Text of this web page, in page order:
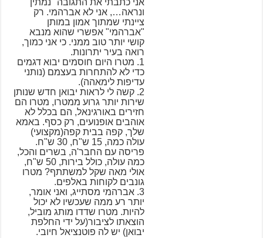
אני כתבתי את התגובה "נמתין
ונראה…, אני לא אברהמי. רק
ציינתי שמתוך אמון במותן
"אברהמי" אפשרי שהוא מנבא
קושי יותר טוב ממני. כי אני כמוך,
רואה בעיר יתרונות.
1. מטרו היום חוסמים יבוא דגמים
כדי לא להתחרות בעצמם (נותני
עדיפות לימאהה).
2. קשה לי לראות יבואן חדש שנותן
שירות יותר גרוע ממטרו, מטרו הם
חזירים באורגינאל, הם בכלל לא
אוהבים אופנועים, רק כסף. באמא
שלך, קפה בבית קפה(מקצועי)
עולה כמה, 15 ש"ח, 30 ש"ח.
פריסה עם החבר'ה, בשרים והכל,
כמה עולה, כולל בירות, 50 ש"ח,
אולי מאה שקל למשתתף? מטרו
גונבים לקוחות באלפים.
3. אברהמי מסתייג, ואני אומר,
יותר רע ממה שעכשיו לא יכול
להיות. מטרו שדדו מותג מוביל,
הוצאתו לציבור(על ידי החלפת
יבואן) יש לה פוטנציאל חיובי.